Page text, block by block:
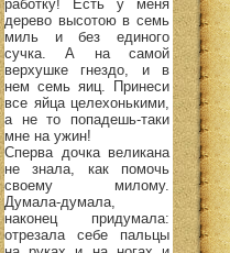
работку! Есть у меня
дерево высотою в семь
миль и без единого
сучка. А на самой
верхушке гнездо, и в
нем семь яиц. Принеси
все яйца целехонькими,
а не то попадешь-таки
мне на ужин!
Сперва дочка великана
не знала, как помочь
своему милому.
Думала-думала,
наконец придумала:
отрезала себе пальцы